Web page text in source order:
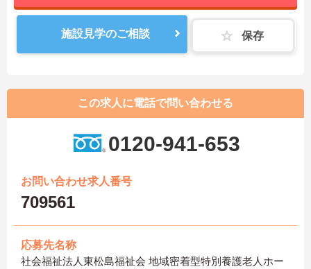
施設見学のご相談 保存
この求人に電話で問い合わせる
0120-941-653
お問い合わせ求人番号
709561
応募先名称
社会福祉法人東松島福祉会 地域密着型特別養護老人ホー